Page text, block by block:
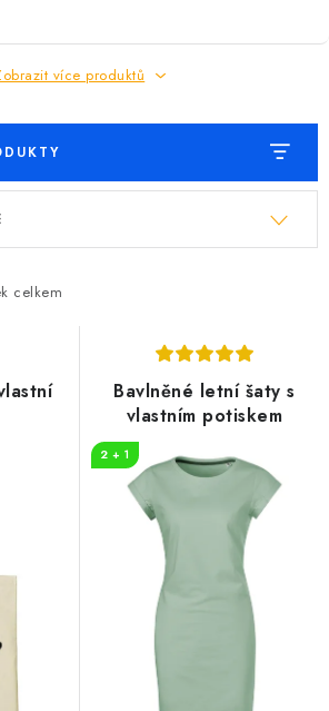
více produktů
celkem
Bavlněné letní šaty s
vlastním potiskem
2 + 1